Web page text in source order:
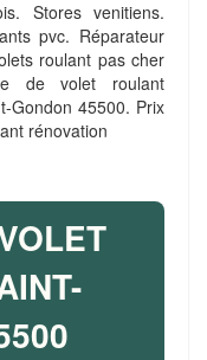
Stores venitiens.
pvc. Réparateur
roulant pas cher
de volet roulant
Gondon 45500. Prix
rénovation